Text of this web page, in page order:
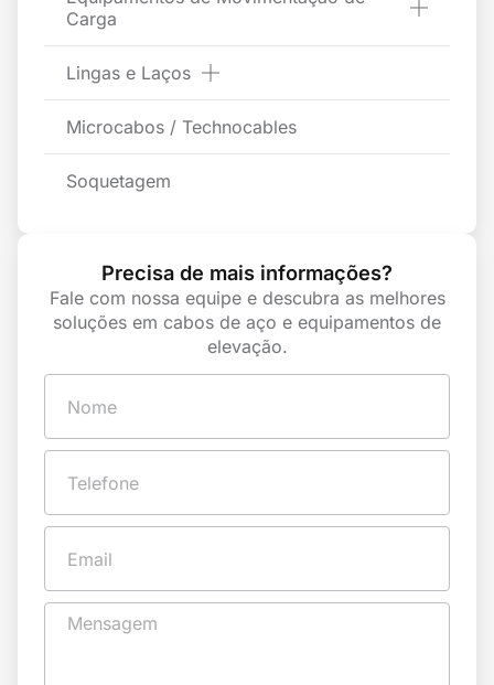
Carga
Lingas e Laços
Microcabos / Technocables
Soquetagem
Precisa de mais informações?
Fale com nossa equipe e descubra as melhores
soluções em cabos de aço e equipamentos de
elevação.